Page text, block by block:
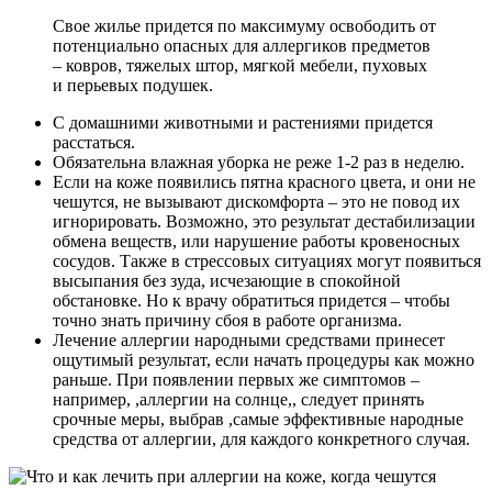
Свое жилье придется по максимуму освободить от
потенциально опасных для аллергиков предметов
– ковров, тяжелых штор, мягкой мебели, пуховых
и перьевых подушек.
С домашними животными и растениями придется
расстаться.
Обязательна влажная уборка не реже 1-2 раз в неделю.
Если на коже появились пятна красного цвета, и они не
чешутся, не вызывают дискомфорта – это не повод их
игнорировать. Возможно, это результат дестабилизации
обмена веществ, или нарушение работы кровеносных
сосудов. Также в стрессовых ситуациях могут появиться
высыпания без зуда, исчезающие в спокойной
обстановке. Но к врачу обратиться придется – чтобы
точно знать причину сбоя в работе организма.
Лечение аллергии народными средствами принесет
ощутимый результат, если начать процедуры как можно
раньше. При появлении первых же симптомов –
например, ,аллергии на солнце,, следует принять
срочные меры, выбрав ,самые эффективные народные
средства от аллергии, для каждого конкретного случая.